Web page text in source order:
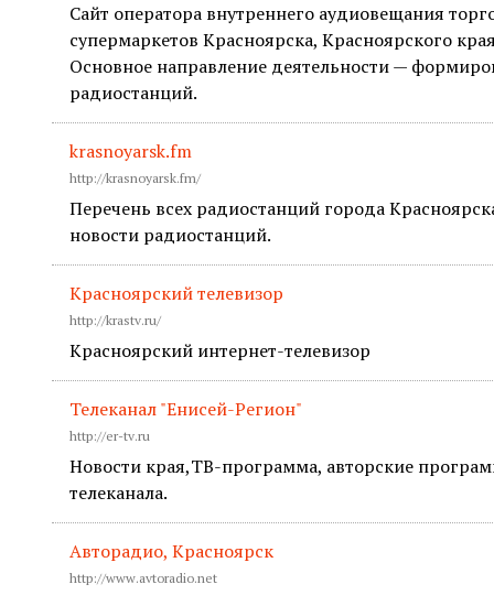
Сайт оператора внутреннего аудиовещания
супермаркетов Красноярска, Красноярского
Основное направление деятельности —
радиостанций.
krasnoyarsk.fm
http://krasnoyarsk.fm/
Перечень всех радиостанций города
новости радиостанций.
Красноярский телевизор
http://krastv.ru/
Красноярский интернет-телевизор
Телеканал "Енисей-Регион"
http://er-tv.ru
Новости края,ТВ-программа, авторские
телеканала.
Авторадио, Красноярск
http://www.avtoradio.net